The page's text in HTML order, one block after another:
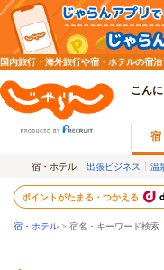
国内旅行・海外旅行や宿・ホテルの宿
こん
宿
宿・ホテル 出張ビジネス 温
ポイントがたまる・つかえる
宿・ホテル > 宿名・キーワード検索